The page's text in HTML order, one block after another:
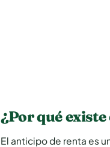
¿Por qué
El anticipo de renta es